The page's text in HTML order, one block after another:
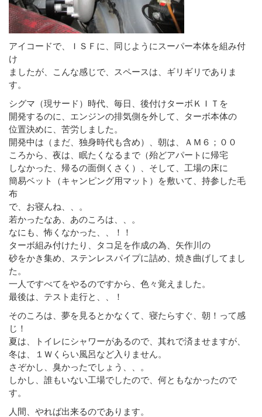
アイコードで、ＩＳＦに、同じようにスーパー本体を組み付
け
ましたが、こんな感じで、スペースは、ギリギリでありま
す。
シグマ（現サード）時代、毎日、後付けターボＫＩＴを
開発するのに、エンジンの排気側を外して、ターボ本体の
位置決めに、苦労しました。
開発中は（まだ、独身時代も含め）、朝は、ＡＭ６；００
ころから、夜は、眠たくなるまで（殆どアパートに帰宅
しなかった、帰るの面倒くさく）、そして、工場の床に
簡易ベット（キャンピング用マット）を敷いて、持参した毛
布
で、お寝んね、、。
若かったなあ、あのころは、、。
なにも、怖くなかった、、！！
ターボ組み付けたり、タコ足を作成の為、矢作川の
砂をかき集め、ステンレスパイプに詰め、焼き曲げしてまし
た。
一人ですべてをやるのですから、色々覚えました。
最後は、テスト走行と、、！
そのころは、夢を見るとかなくて、寝たらすぐ、朝！って感
じ！
夏は、トイレにシャワーがあるので、其れで済ませますが、
冬は、１Ｗくらい風呂など入りません。
さぞかし、臭かったでしょう、、。
しかし、誰もいない工場でしたので、何ともなかったので
す。
人間、やれば出来るのであります。